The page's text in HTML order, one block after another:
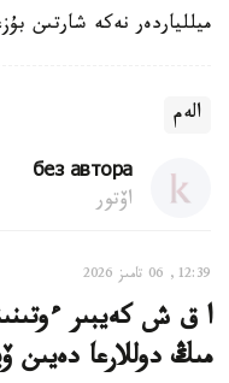
ميللياردەر نەكە شارتىن
الەم
без автора
اۆتور
12:39, 06 تامىز 2026
مىڭ دوللارعا دەيىن